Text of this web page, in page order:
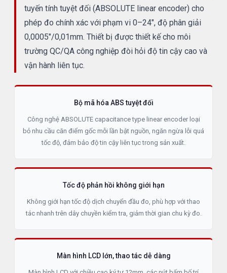
tuyến tính tuyệt đối (ABSOLUTE linear encoder) cho
phép đo chính xác với phạm vi 0–24", độ phân giải
0,0005"/0,01mm. Thiết bị được thiết kế cho môi
trường QC/QA công nghiệp đòi hỏi độ tin cậy cao và
vận hành liên tục.
Bộ mã hóa ABS tuyệt đối
Công nghệ ABSOLUTE capacitance type linear encoder loại
bỏ nhu cầu căn điểm gốc mỗi lần bật nguồn, ngăn ngừa lỗi quá
tốc độ, đảm bảo độ tin cậy liên tục trong sản xuất.
Tốc độ phản hồi không giới hạn
Không giới hạn tốc độ dịch chuyển đầu đo, phù hợp với thao
tác nhanh trên dây chuyền kiểm tra, giảm thời gian chu kỳ đo.
Màn hình LCD lớn, thao tác dễ dàng